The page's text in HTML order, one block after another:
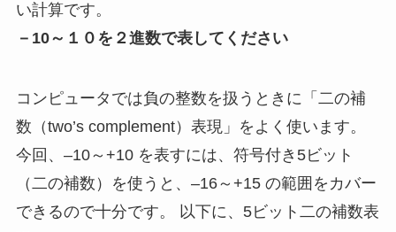
い計算です。
－10～１０を２進数で表してください
コンピュータでは負の整数を扱うときに「二の補
数（two’s complement）表現」をよく使います。
今回、–10～+10 を表すには、符号付き5ビット
（二の補数）を使うと、–16～+15 の範囲をカバー
できるので十分です。 以下に、5ビット二の補数表